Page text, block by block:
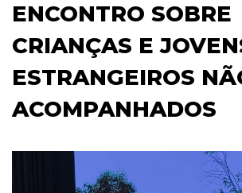
ENCONTRO SOBRE
CRIANÇAS E
ESTRANGEIROS
ACOMPANHADOS